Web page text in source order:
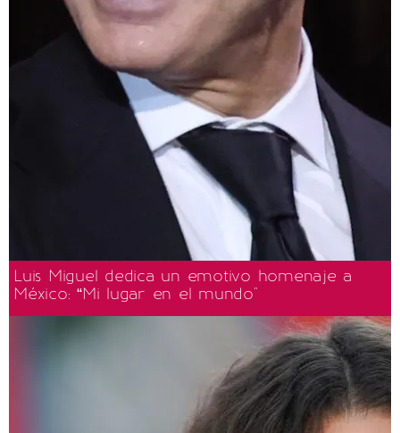
Luis Miguel dedica un emotivo homenaje a
México: “Mi lugar en el mundo"